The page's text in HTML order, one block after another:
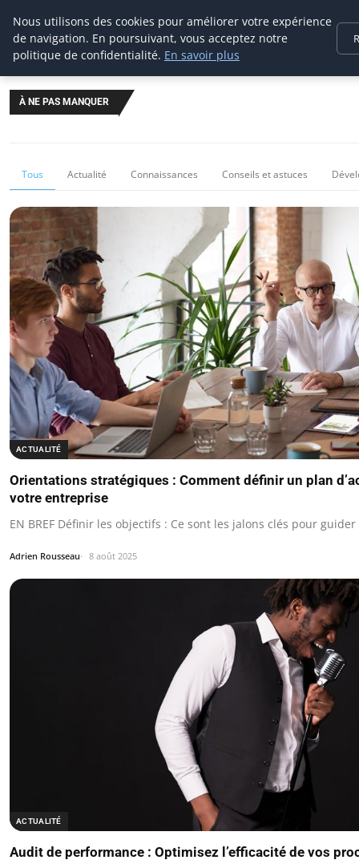
Prospection Pro
À NE PAS MANQUER
Tous Actualité Connaissances Conseils et astuces
ACTUALITÉ
Orientations stratégiques : Comment définir un plan
votre entreprise
EN BREF Définir les objectifs : Ce sont les jalons clés pour
Adrien Rousseau 8 août 2025
ACTUALITÉ
Audit de performance : Optimisez l’efficacité de vos
Nous utilisons des cookies pour améliorer votre expérience
de navigation. En poursuivant, vous acceptez notre
politique de confidentialité. En savoir plus